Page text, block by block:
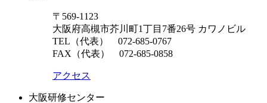
〒569-1123
大阪府高槻市芥川町1丁目7番26号 カワノビル
TEL（代表） 072-685-0767
FAX（代表） 072-685-0858
アクセス
大阪研修センター